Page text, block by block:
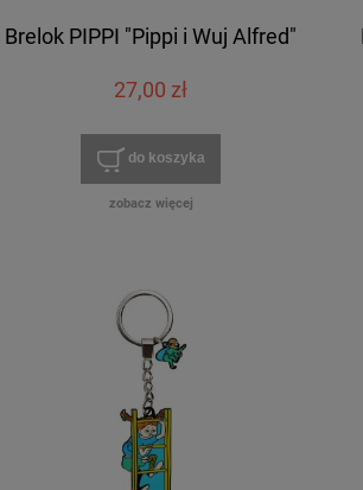
Brelok PIPPI "Pippi i Wuj Alfred"
27,00 zł
do koszyka
zobacz więcej